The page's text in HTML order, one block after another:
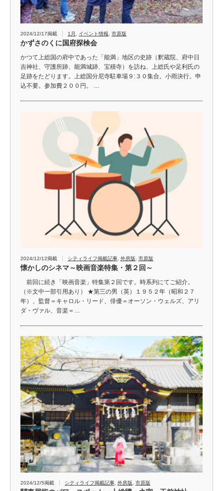
2024/12/17掲載 1月 イベント情報 市原版
かずさのくに国府探検会
かつて上総国の府中であった「能満」地区の史跡（釈蔵院、府中日
吉神社、守護所跡、能満城跡、宝積寺）を訪ね、上総氏や足利氏の
足跡をたどります。上総国分尼寺駐車場９:３０集合。小雨決行。申
込不要。参加費２００円。 …
2024/12/12掲載 シティライフ掲載記事 外房版 市原版
懐かしのシネマ～映画音楽特集・第２回～
前回に続き「映画音楽」特集第２回です。時系列にてご紹介。
（※文中一部引用あり） ★第三の男（英）１９５２年（昭和２７
年）、監督＝キャロル・リード、俳優＝オーソン・ウェルズ、アリ
ダ・ヴァル、音楽＝…
2024/12/5掲載 シティライフ掲載記事 外房版 市原版